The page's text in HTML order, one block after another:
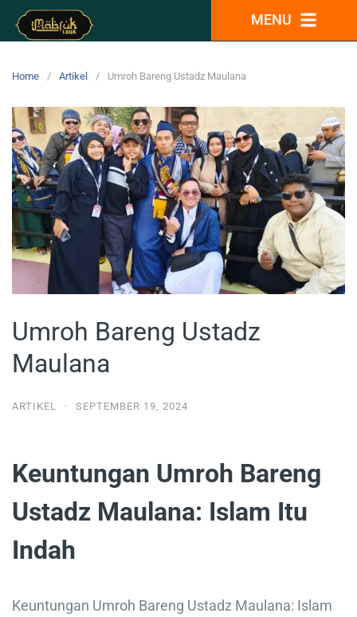
MENU
Home Artikel Umroh Bareng Ustadz Maulana
Umroh Bareng Ustadz
Maulana
ARTIKEL · SEPTEMBER 19, 2024
Keuntungan Umroh Bareng
Ustadz Maulana: Islam Itu
Indah
Keuntungan Umroh Bareng Ustadz Maulana: Islam